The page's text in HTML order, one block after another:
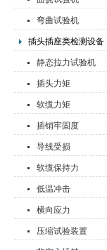
弯曲试验机
插头插座类检测设备
静态拉力试验机
插头力矩
软缆力矩
插销牢固度
导线受损
软缆保持力
低温冲击
横向应力
压缩试验装置